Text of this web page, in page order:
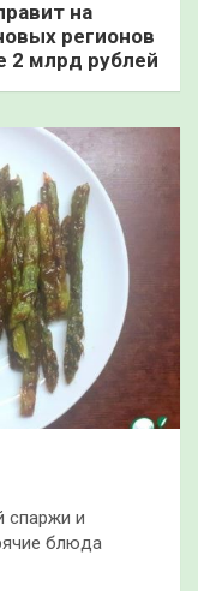
на
регионов
2 млрд рублей
спаржи и
блюда